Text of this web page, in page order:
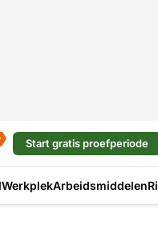
Start gratis proefperiode
WerkplekArbeidsmiddelen